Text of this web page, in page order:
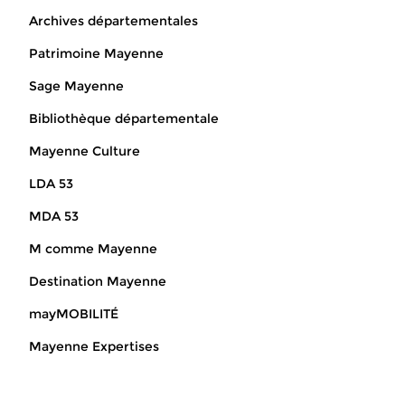
Archives départementales
Patrimoine Mayenne
Sage Mayenne
Bibliothèque départementale
Mayenne Culture
LDA 53
MDA 53
M comme Mayenne
Destination Mayenne
mayMOBILITÉ
Mayenne Expertises